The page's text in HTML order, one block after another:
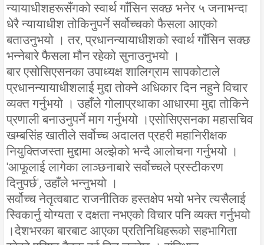
न्यायाधीशहरूसँगको स्वार्थ गाँसिन सक्छ भनेर ५ जनाभन्दा
धेरै न्यायाधीश तोकिनुपर्ने सर्वोच्चको फैसला आएको
बताउनुभयो । तर, प्रधानन्यायाधीशको स्वार्थ गाँसिन सक्छ
भन्नेबारे फैसला मौन रहेको सुनाउनुभयो ।
बार एसोसिएसनका उपाध्यक्ष शालिग्राम सापकोटाले
प्रधानन्यायाधीशलाई मुद्दा तोक्ने अधिकार दिन नहुने विचार
व्यक्त गर्नुभयो । उहाँले गोलाप्रथाका आधारमा मुद्दा तोकिने
प्रणाली बनाउनुपर्ने माग गर्नुभयो ।एसोसिएसनका महासचिव
खम्बसिंह खातीले सर्वोच्च अदालत प्रहरी महानिरीक्षक
नियुक्तिजस्ता मुद्दामा अल्झेको भन्दै आलोचना गर्नुभयो ।
'आफूलाई लागेका लाञ्छनाबारे सर्वोच्चले प्रस्टीकरण
दिनुपर्छ', उहाँले भन्नुभयो ।
सर्वोच्च नेतृत्वबाट राजनीतिक हस्तक्षेप भयो भनेर त्यसैलाई
स्विकार्नु योग्यता र दक्षता नभएको विचार पनि व्यक्त गर्नुभयो
।देशभरका बारबाट आएका प्रतिनिधिहरूको सहभागिता